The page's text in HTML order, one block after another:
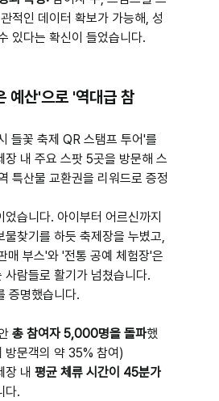
적인 데이터 확보가 가능해, 성
있다는 확신이 들었습니다.
산'으로 '역대급 참
들꽃 축제 QR 스탬프 투어'를
장 내 주요 스팟 5곳을 방문해 스
특산물 교환권을 리워드로 증정
습니다. 아이부터 어르신까지
물찾기를 하듯 축제장을 누볐고,
매 부스'와 '전통 공예 체험장'은
사람들로 활기가 넘쳤습니다.
증명했습니다.
총 참여자 5,000명을 돌파했
방문객의 약 35% 참여)
장 내 평균 체류 시간이 45분가
다.